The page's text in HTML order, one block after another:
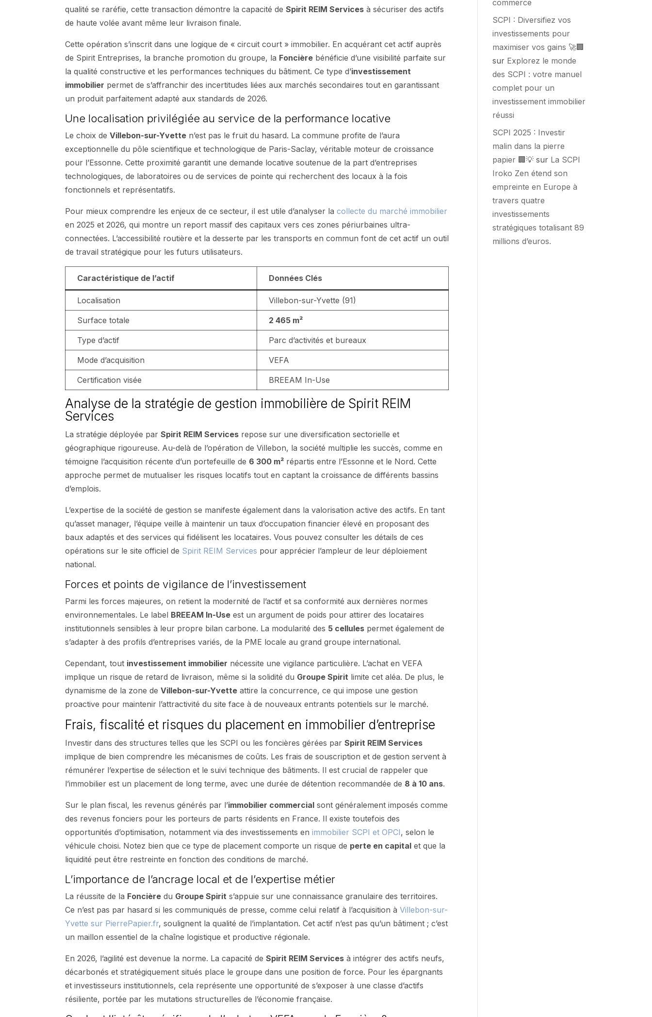
qualité se raréfie, cette transaction démontre la capacité deSpirit REIM Services à sécuriser des actifs
de haute volée avant même leur livraison finale.
Cette opération s’inscrit dans une logique de « circuit court » immobilier. En acquérant cet actif auprès
de Spirit Entreprises, la branche promotion du groupe, la Foncière bénéficie d’une visibilité parfaite sur
la qualité constructive et les performances techniques du bâtiment. Ce type d’investissement
immobilier permet de s’affranchir des incertitudes liées aux marchés secondaires tout en garantissant
un produit parfaitement adapté aux standards de 2026.
Une localisation privilégiée au service de la performance locative
Le choix deVillebon-sur-Yvette n’est pas le fruit du hasard. La commune profite de l’aura
exceptionnelle du pôle scientifique et technologique de Paris-Saclay, véritable moteur de croissance
pour l’Essonne. Cette proximité garantit une demande locative soutenue de la part d’entreprises
technologiques, de laboratoires ou de services de pointe qui recherchent des locaux à la fois
fonctionnels et représentatifs.
Pour mieux comprendre les enjeux de ce secteur, il est utile d’analyser lacollecte du marché immobilier
en 2025 et 2026, qui montre un report massif des capitaux vers ces zones périurbaines ultra-
connectées. L’accessibilité routière et la desserte par les transports en commun font de cet actif un outil
de travail stratégique pour les futurs utilisateurs.
Caractéristique de l’actif Données Clés
Localisation Villebon-sur-Yvette (91)
Surface totale 2 465 m²
Type d’actif Parc d’activités et bureaux
Mode d’acquisition VEFA
Certification visée BREEAM In-Use
Analyse de la stratégie de gestion immobilière de Spirit REIM
Services
La stratégie déployée parSpirit REIM Services repose sur une diversification sectorielle et
géographique rigoureuse. Au-delà de l’opération de Villebon, la société multiplie les succès, comme en
témoigne l’acquisition récente d’un portefeuille de 6 300 m² répartis entre l’Essonne et le Nord. Cette
approche permet de mutualiser les risques locatifs tout en captant la croissance de différents bassins
d’emplois.
L’expertise de la société de gestion se manifeste également dans la valorisation active des actifs. En tant
qu’asset manager, l’équipe veille à maintenir un taux d’occupation financier élevé en proposant des
baux adaptés et des services qui fidélisent les locataires. Vous pouvez consulter les détails de ces
opérations sur le site officiel de Spirit REIM Services pour apprécier l’ampleur de leur déploiement
national.
Forces et points de vigilance de l’investissement
Parmi les forces majeures, on retient la modernité de l’actif et sa conformité aux dernières normes
environnementales. Le label BREEAM In-Use est un argument de poids pour attirer des locataires
institutionnels sensibles à leur propre bilan carbone. La modularité des 5 cellules permet également de
s’adapter à des profils d’entreprises variés, de la PME locale au grand groupe international.
Cependant, tout investissement immobilier nécessite une vigilance particulière. L’achat en VEFA
implique un risque de retard de livraison, même si la solidité du Groupe Spirit limite cet aléa. De plus, le
dynamisme de la zone deVillebon-sur-Yvette attire la concurrence, ce qui impose une gestion
proactive pour maintenir l’attractivité du site face à de nouveaux entrants potentiels sur le marché.
Frais, fiscalité et risques du placement en immobilier d’entreprise
Investir dans des structures telles que les SCPI ou les foncières gérées parSpirit REIM Services
implique de bien comprendre les mécanismes de coûts. Les frais de souscription et de gestion servent à
rémunérer l’expertise de sélection et le suivi technique des bâtiments. Il est crucial de rappeler que
l’immobilier est un placement de long terme, avec une durée de détention recommandée de 8 à 10 ans.
Sur le plan fiscal, les revenus générés par l’immobilier commercial sont généralement imposés comme
des revenus fonciers pour les porteurs de parts résidents en France. Il existe toutefois des
opportunités d’optimisation, notamment via des investissements enimmobilier SCPI et OPCI, selon le
véhicule choisi. Notez bien que ce type de placement comporte un risque de perte en capital et que la
liquidité peut être restreinte en fonction des conditions de marché.
L’importance de l’ancrage local et de l’expertise métier
La réussite de la Foncière du Groupe Spirit s’appuie sur une connaissance granulaire des territoires.
Ce n’est pas par hasard si les communiqués de presse, comme celui relatif à l’acquisition àVillebon-sur-
Yvette sur PierrePapier.fr, soulignent la qualité de l’implantation. Cet actif n’est pas qu’un bâtiment ; c’est
un maillon essentiel de la chaîne logistique et productive régionale.
En 2026, l’agilité est devenue la norme. La capacité deSpirit REIM Services à intégrer des actifs neufs,
décarbonés et stratégiquement situés place le groupe dans une position de force. Pour les épargnants
et investisseurs institutionnels, cela représente une opportunité de s’exposer à une classe d’actifs
résiliente, portée par les mutations structurelles de l’économie française.
commerce
SCPI : Diversifiez vos
investissements pour
maximiser vos gains 🚀🏢
sur Explorez le monde
des SCPI : votre manuel
complet pour un
investissement immobilier
réussi
SCPI 2025 : Investir
malin dans la pierre
papier 🏢💡 sur La SCPI
Iroko Zen étend son
empreinte en Europe à
travers quatre
investissements
stratégiques totalisant 89
millions d’euros.